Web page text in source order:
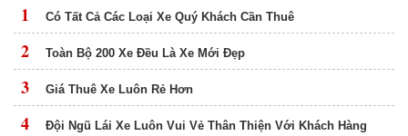
1 Có Tất Cả Các Loại Xe Quý Khách Cần Thuê
2 Toàn Bộ 200 Xe Đều Là Xe Mới Đẹp
3 Giá Thuê Xe Luôn Rẻ Hơn
4 Đội Ngũ Lái Xe Luôn Vui Vẻ Thân Thiện Với Khách Hàng